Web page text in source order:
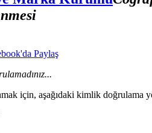
Paylaş
için, aşağıdaki kimlik doğrulama